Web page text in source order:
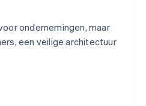
ondernemingen, maar
een veilige architectuur